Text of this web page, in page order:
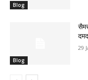
Blog
Blog
29